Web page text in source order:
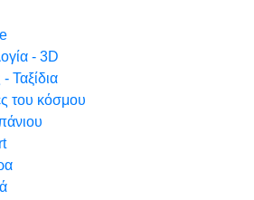
- 3D
Ταξίδια
του κόσμου